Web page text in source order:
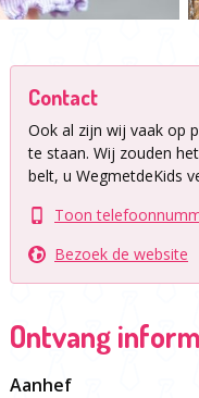
Contact
Ook al zijn wij vaak op
te staan. Wij zouden
belt, u WegmetdeKids
Toon
Bezoek de website
Ontvang
Aanhef